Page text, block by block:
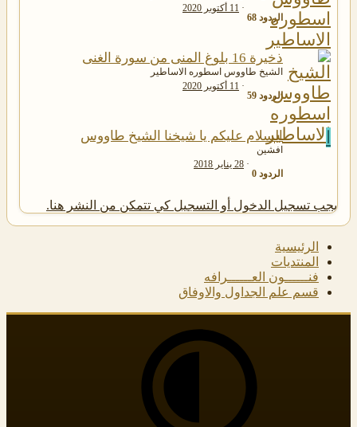
الردود 68
11 أكتوبر 2020
ذخيرة 16 بلوغ المنى من سورة الغنى
الشيخ طاووس اسطوره الاساطير
الردود 59
11 أكتوبر 2020
ا السلام علیکم یا شیخنا الشیخ طاووس
افشین
الردود 0
28 يناير 2018
يجب تسجيل الدخول أو التسجيل كي تتمكن من النشر هنا.
الرئيسية
المنتديات
فنــــــون العــــــرافه
قسم علم الجداول والاوفاق